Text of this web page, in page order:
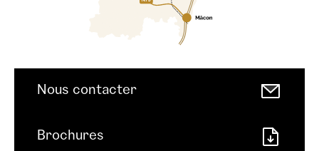
Nous contacter
Brochures